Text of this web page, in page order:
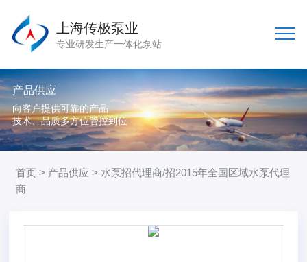
上海传极泵业
专业研发生产一体化泵站
产品供应
向客户提供可靠的产品
技术、品质多方位管控到位
首页 > 产品供应 > 水泵招代理商/招2015年全国区域水泵代理
商